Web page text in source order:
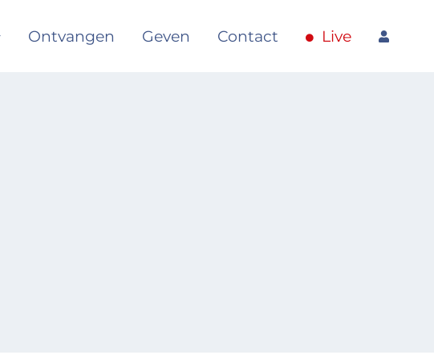
Ontvangen Geven Contact Live